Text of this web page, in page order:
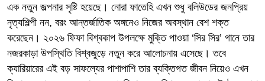
এক নতুন জল্পনার সৃষ্টি হয়েছে। নোরা ফাতেহি এখন শুধু বলিউডের জনপ্রিয়
নৃত্যশিল্পী নন, বরং আন্তর্জাতিক অঙ্গনেও নিজের অবস্থান বেশ শক্ত
করেছেন। ২০২৬ ফিফা বিশ্বকাপ উপলক্ষে মুক্তি পাওয়া ‘সির সির’ গানে তার
নজরকাড়া উপস্থিতি বিশ্বজুড়ে নতুন করে আলোচনায় এসেছে। তবে
ক্যারিয়ারের এই বড় সাফল্যের পাশাপাশি তার ব্যক্তিগত জীবন নিয়েও এখন